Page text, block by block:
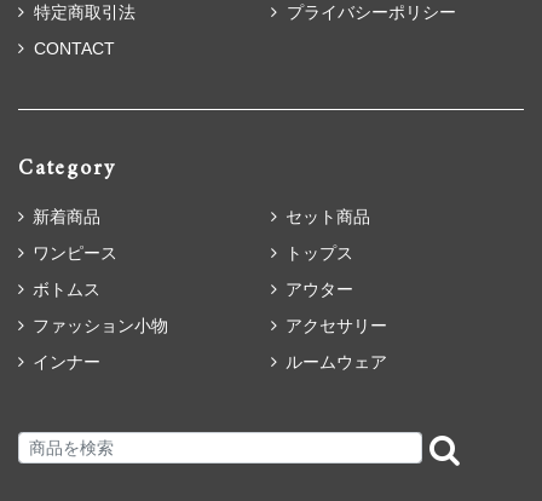
特定商取引法
プライバシーポリシー
CONTACT
Category
新着商品
セット商品
ワンピース
トップス
ボトムス
アウター
ファッション小物
アクセサリー
インナー
ルームウェア